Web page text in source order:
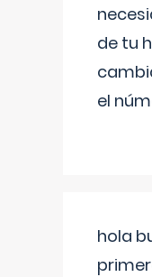
de tu
el
hola